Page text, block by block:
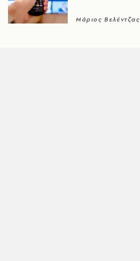
Μάριος Βελέντζας